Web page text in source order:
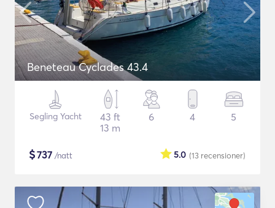
Beneteau Cyclades 43.4
Segling Yacht
43 ft
13 m
6 4 5
$737 /natt (13 recensioner)
5.0